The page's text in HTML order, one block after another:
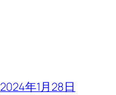
2024年1月28日